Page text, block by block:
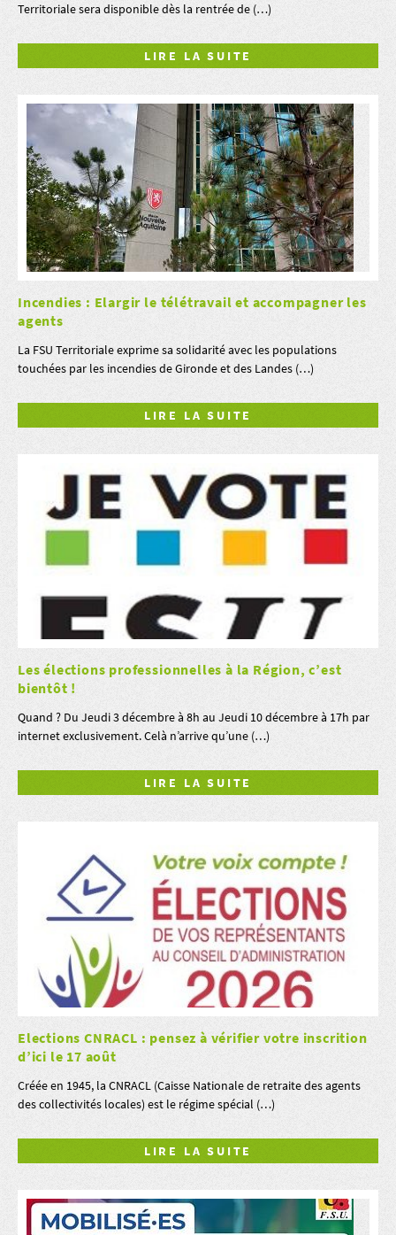
Territoriale sera disponible dès la rentrée de (…)
LIRE LA SUITE
Incendies : Elargir le télétravail et accompagner les
agents
La FSU Territoriale exprime sa solidarité avec les populations
touchées par les incendies de Gironde et des Landes (…)
LIRE LA SUITE
Les élections professionnelles à la Région, c’est
bientôt !
Quand ? Du Jeudi 3 décembre à 8h au Jeudi 10 décembre à 17h par
internet exclusivement. Celà n’arrive qu’une (…)
LIRE LA SUITE
Elections CNRACL : pensez à vérifier votre inscrition
d’ici le 17 août
Créée en 1945, la CNRACL (Caisse Nationale de retraite des agents
des collectivités locales) est le régime spécial (…)
LIRE LA SUITE